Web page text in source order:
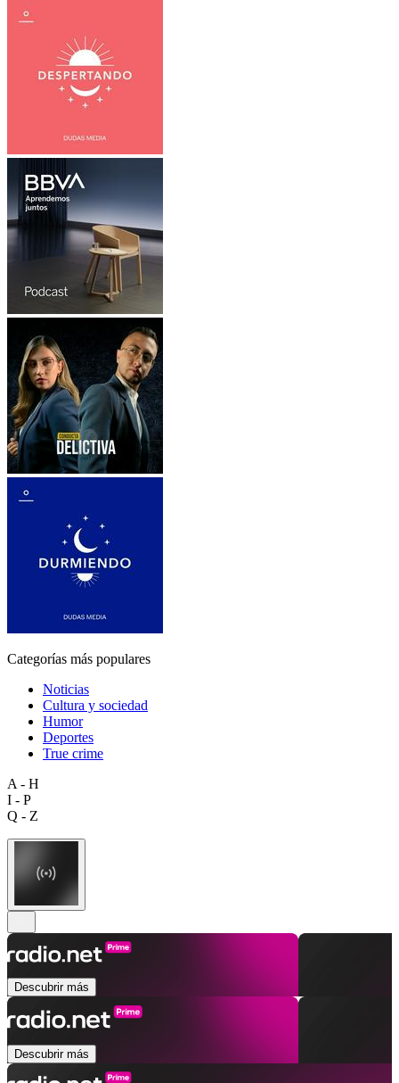
Categorías más populares
Noticias
Cultura y sociedad
Humor
Deportes
True crime
A - H
I - P
Q - Z
Descubrir más
Descubrir más